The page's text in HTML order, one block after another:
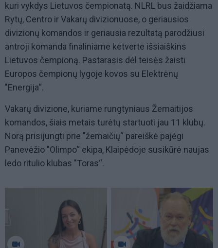
kuri vykdys Lietuvos čempionatą. NLRL bus žaidžiama
Rytų, Centro ir Vakarų divizionuose, o geriausios
divizionų komandos ir geriausia rezultatą parodžiusi
antroji komanda finaliniame ketverte išsiaiškins
Lietuvos čempioną. Pastarasis dėl teisės žaisti
Europos čempionų lygoje kovos su Elektrėnų
"Energija“.
Vakarų divizione, kuriame rungtyniaus Žemaitijos
komandos, šiais metais turėtų startuoti jau 11 klubų.
Norą prisijungti prie "žemaičių“ pareiškė pajėgi
Panevėžio "Olimpo“ ekipa, Klaipėdoje susikūrė naujas
ledo ritulio klubas "Toras“.